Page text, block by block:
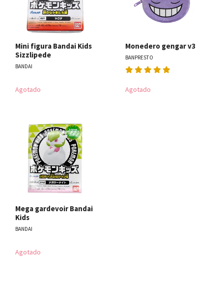
Mini figura Bandai Kids
Sizzlipede
BANDAI
Agotado
Monedero gengar v3
BANPRESTO
Agotado
Mega gardevoir Bandai
Kids
BANDAI
Agotado